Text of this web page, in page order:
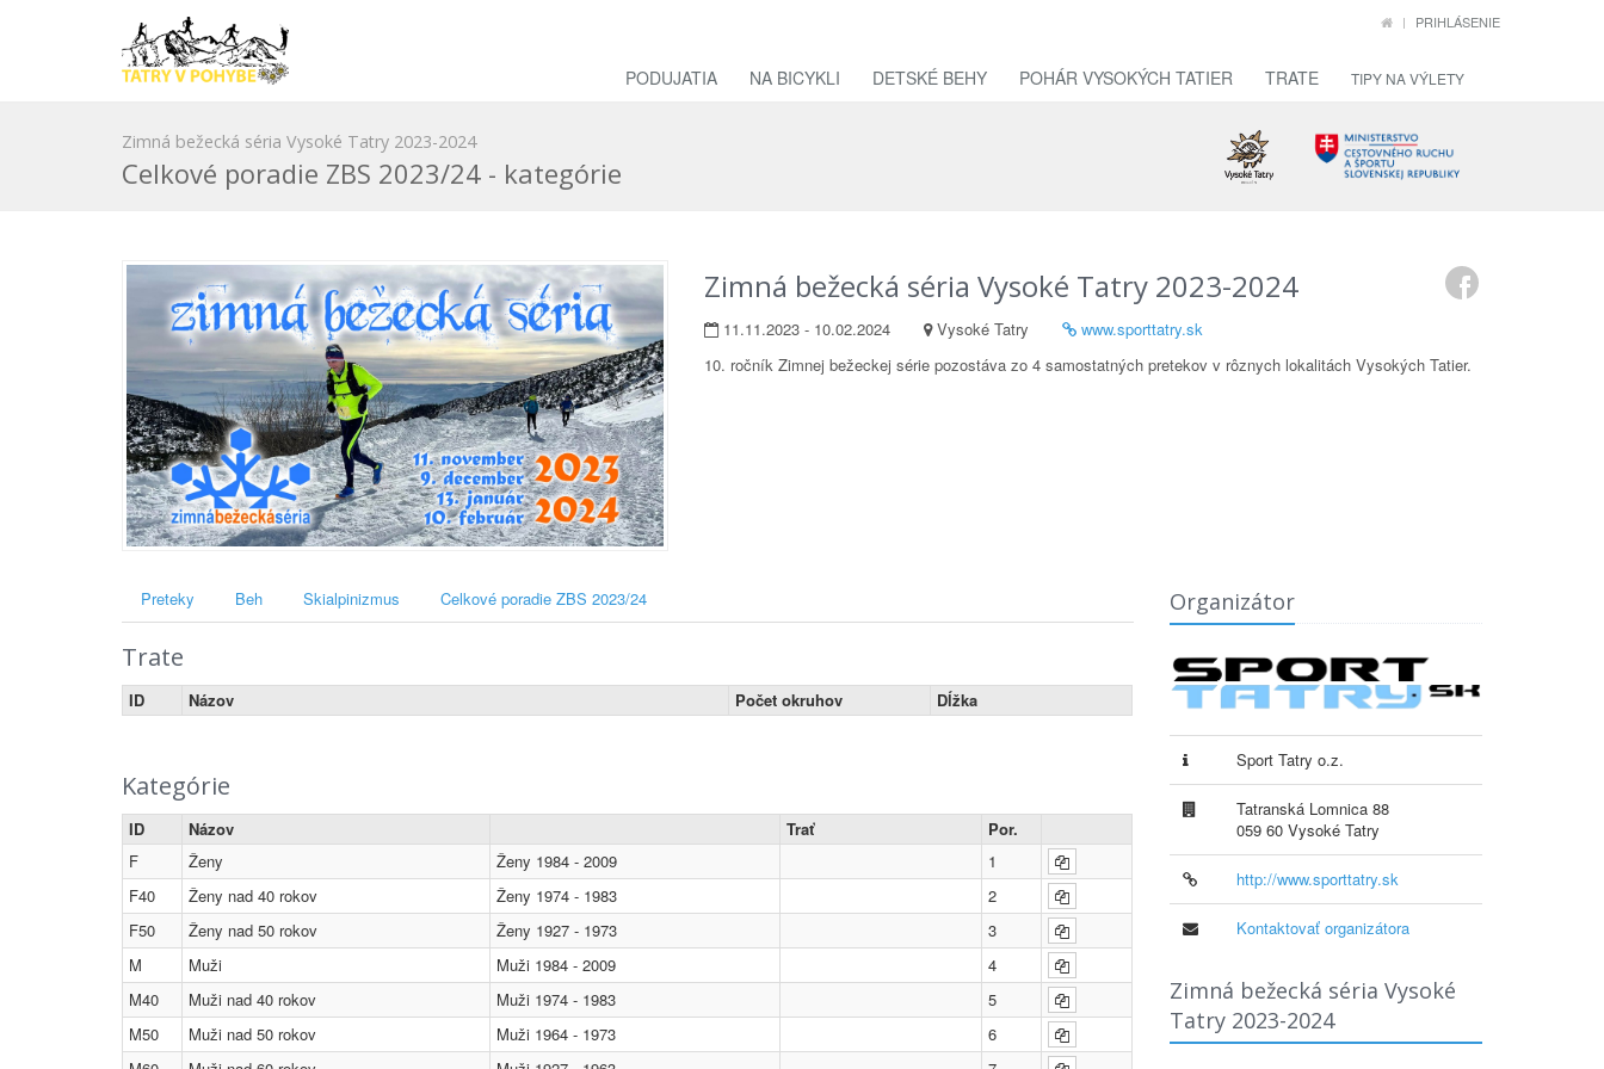
PRIHLÁSENIE
PODUJATIA NA BICYKLI DETSKÉ BEHY POHÁR VYSOKÝCH TATIER TRATE TIPY NA VÝLETY
Zimná bežecká séria Vysoké Tatry 2023-2024
Celkové poradie ZBS 2023/24 - kategórie
Zimná bežecká séria Vysoké Tatry 2023-2024
11.11.2023 - 10.02.2024 Vysoké Tatry
www.sporttatry.sk
10. ročník Zimnej bežeckej série pozostáva zo 4 samostatných pretekov v rôznych lokalitách Vysokých Tatier.
Preteky Beh Skialpinizmus Celkové poradie ZBS 2023/24
Trate
ID Názov Počet okruhov Dĺžka
Kategórie
ID Názov Trať
Por.
F
Ženy Ženy 1984 - 2009
1
F40
Ženy nad 40 rokov Ženy 1974 - 1983
2
F50
Ženy nad 50 rokov Ženy 1927 - 1973
3
M
Muži Muži 1984 - 2009
4
M40
Muži nad 40 rokov Muži 1974 - 1983
5
M50
Muži nad 50 rokov Muži 1964 - 1973
6
Organizátor
Sport Tatry o.z.
Tatranská Lomnica 88
059 60 Vysoké Tatry
http://www.sporttatry.sk
Kontaktovať organizátora
Zimná bežecká séria Vysoké
Tatry 2023-2024